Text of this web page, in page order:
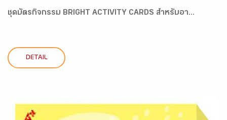
ชุดบัตรกิจกรรม BRIGHT ACTIVITY CARDS สำหรับอา...
DETAIL